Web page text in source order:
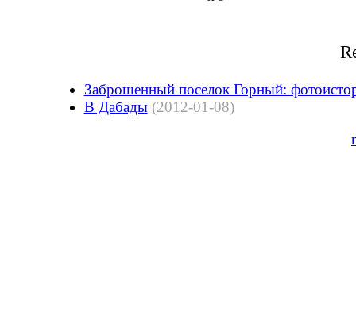
Заброшенный поселок Горный:
В Дабады (2012-01-08)